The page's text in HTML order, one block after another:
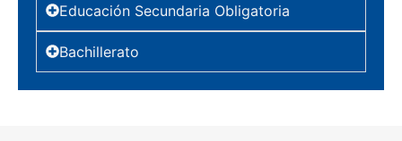
Educación Secundaria Obligatoria
Bachillerato